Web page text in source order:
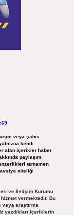
veya şahıs
kendi
alan içerikler haber
paylaşım
tamamen
niteliği
ve İletişim Kurumu
hizmet vermektedir. Bu
araştırma
yazdıkları içeriklerin